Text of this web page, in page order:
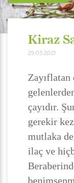
Kiraz
29.03.2021
çayıdır.
gerekir
mutlaka
ilaç ve